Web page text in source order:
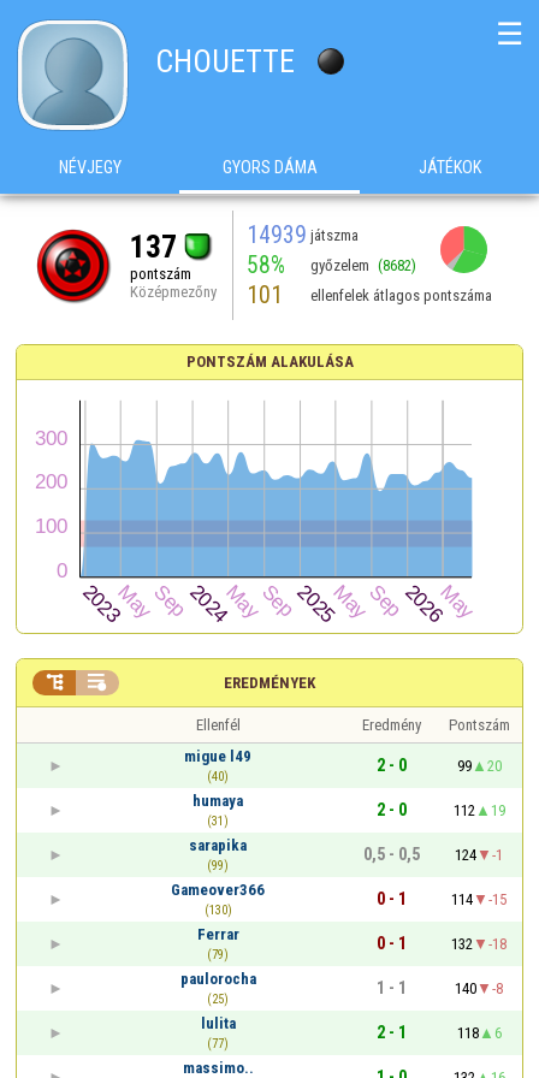
CHOUETTE
☰
NÉVJEGY GYORS DÁMA JÁTÉKOK
137
pontszám
Középmezőny
14939 játszma
58% győzelem (8682)
101 ellenfelek átlagos pontszáma
PONTSZÁM ALAKULÁSA
EREDMÉNYEK
 
Ellenfél Eredmény
Pontszám
migue l49
(40)
2 - 0 99
20
humaya
(31)
2 - 0 112
19
sarapika
(99)
0,5 - 0,5 124
-1
Gameover366
(130)
0 - 1 114
-15
Ferrar
(79)
0 - 1 132
-18
paulorocha
(25)
1 - 1 140
-8
lulita
(77)
2 - 1 118
6
massimo..